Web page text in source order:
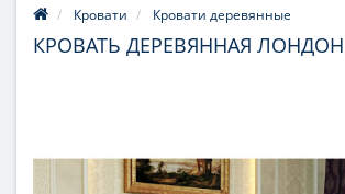
Кровати Кровати деревянные
КРОВАТЬ ДЕРЕВЯННАЯ